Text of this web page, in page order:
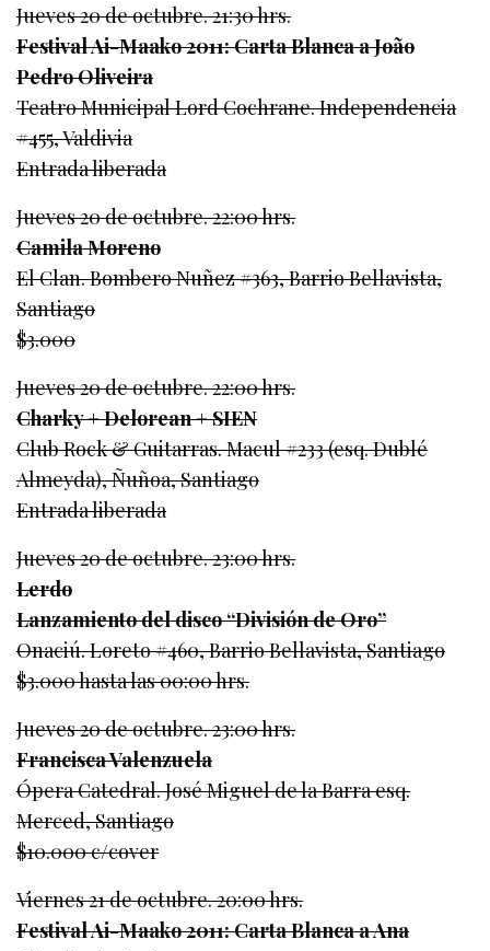
Jueves 20 de octubre. 21:30 hrs.
Festival Ai-Maako 2011: Carta Blanca a João
Pedro Oliveira
Teatro Municipal Lord Cochrane. Independencia
#455, Valdivia
Entrada liberada
Jueves 20 de octubre. 22:00 hrs.
Camila Moreno
El Clan. Bombero Nuñez #363, Barrio Bellavista,
Santiago
$3.000
Jueves 20 de octubre. 22:00 hrs.
Charky + Delorean + SIEN
Club Rock & Guitarras. Macul #233 (esq. Dublé
Almeyda), Ñuñoa, Santiago
Entrada liberada
Jueves 20 de octubre. 23:00 hrs.
Lerdo
Lanzamiento del disco “División de Oro”
Onaciú. Loreto #460, Barrio Bellavista, Santiago
$3.000 hasta las 00:00 hrs.
Jueves 20 de octubre. 23:00 hrs.
Francisca Valenzuela
Ópera Catedral. José Miguel de la Barra esq.
Merced, Santiago
$10.000 c/cover
Viernes 21 de octubre. 20:00 hrs.
Festival Ai-Maako 2011: Carta Blanca a Ana